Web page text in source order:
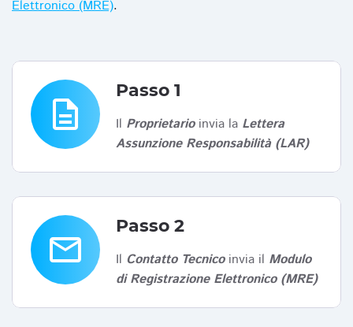
Elettronico (MRE).
description
Passo 1
Il Proprietarioinvia la Lettera
Assunzione Responsabilità (LAR)
email
Passo 2
Il Contatto Tecnicoinvia il Modulo
di Registrazione Elettronico (MRE)